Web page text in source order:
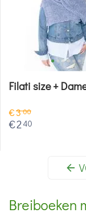
Breiboeken
Filati size +
€300
€240